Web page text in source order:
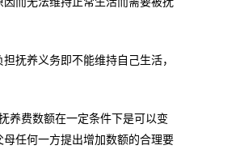
抚养义务即不能维持自己生活，
养费数额在一定条件下是可以变
任何一方提出增加数额的合理要